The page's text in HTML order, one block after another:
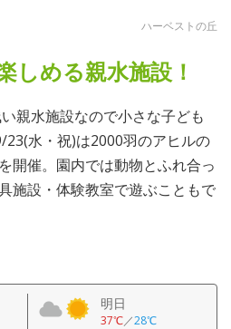
ハーベストの丘
しめる親水施設！
親水施設なので小さな子ども
23(水・祝)は2000羽のアヒルの
開催。園内では動物とふれ合っ
施設・体験教室で遊ぶこともで
明日
37℃／28℃